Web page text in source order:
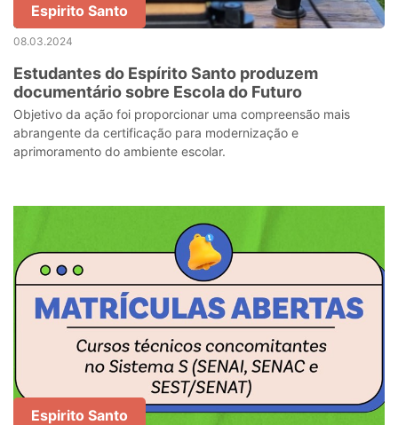
Espirito Santo
08.03.2024
Estudantes do Espírito Santo produzem
documentário sobre Escola do Futuro
Objetivo da ação foi proporcionar uma compreensão mais
abrangente da certificação para modernização e
aprimoramento do ambiente escolar.
Espirito Santo